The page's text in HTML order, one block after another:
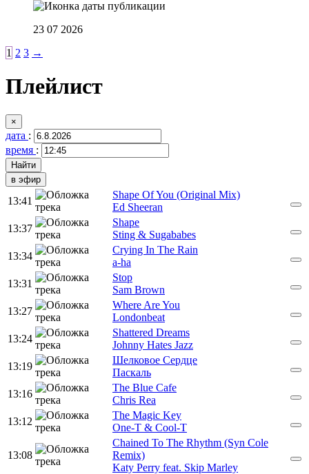
23 07 2026
1 2 3 →
Плейлист
×
дата :
время :
в эфир
13:41
Shape Of You (Original Mix)
Ed Sheeran
13:37
Shape
Sting & Sugababes
13:34
Crying In The Rain
a-ha
13:31
Stop
Sam Brown
13:27
Where Are You
Londonbeat
13:24
Shattered Dreams
Johnny Hates Jazz
13:19
Шелковое Сердце
Паскаль
13:16
The Blue Cafe
Chris Rea
13:12
The Magic Key
One-T & Cool-T
13:08
Chained To The Rhythm (Syn Cole
Remix)
Katy Perry feat. Skip Marley